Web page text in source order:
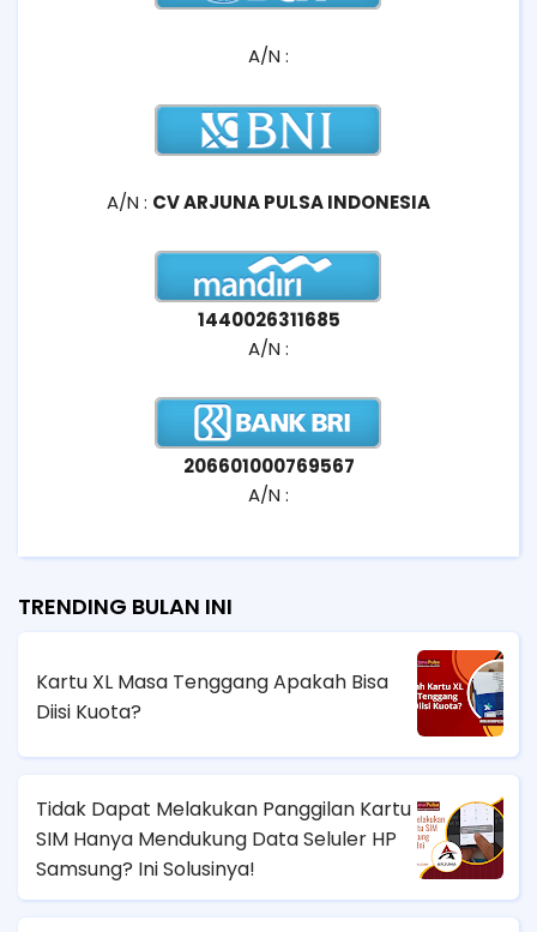
A/N :
A/N : CV ARJUNA PULSA INDONESIA
1440026311685
A/N :
206601000769567
A/N :
TRENDING BULAN INI
Kartu XL Masa Tenggang Apakah Bisa
Diisi Kuota?
Tidak Dapat Melakukan Panggilan Kartu
SIM Hanya Mendukung Data Seluler HP
Samsung? Ini Solusinya!